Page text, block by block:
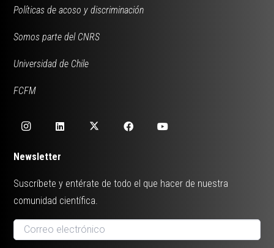
Políticas de acoso y discriminación
Somos parte del CNRS
Universidad de Chile
FCFM
Newsletter
Suscríbete y entérate de todo el que hacer de nuestra
comunidad científica.